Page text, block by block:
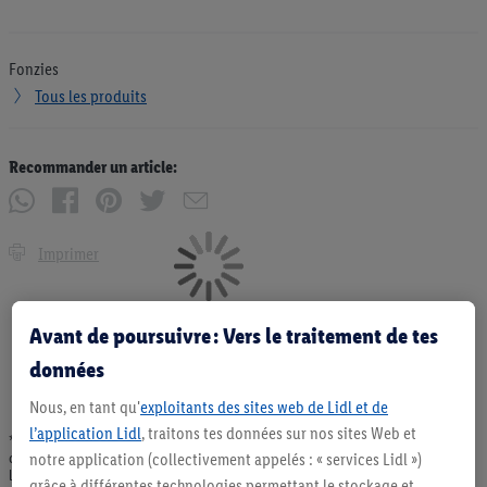
Fonzies
Tous les produits
Recommander un article:
Imprimer
* Offres valables dans la limite des stocks disponibles. Vente limitée à des
quantités usuelles pour un ménage. Vendu sans décoration. Les produits faisant
l'objet de la publicité, notamment les produits NonFood, ne font pas partie de
Avant de poursuivre : Vers le traitement de tes
données
Nous, en tant qu'exploitants des sites web de Lidl et de
l’application Lidl, traitons tes données sur nos sites Web et
notre application (collectivement appelés : « services Lidl »)